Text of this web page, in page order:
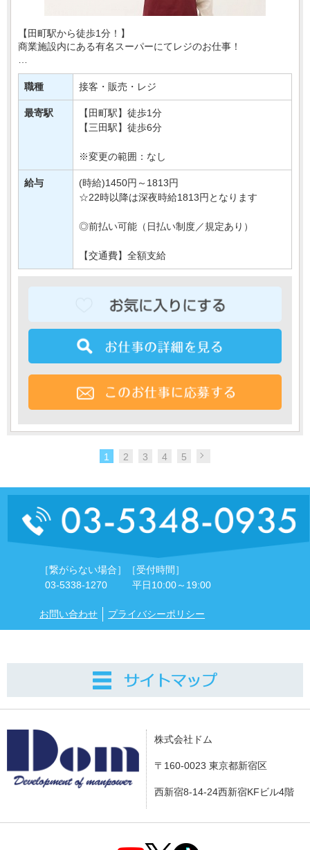
【田町駅から徒歩1分！】
商業施設内にある有名スーパーにてレジのお仕事！
あなたには、レジでの商品の清算や、
買い物かごの片付けなどをおまかせ♪
とってもシンプルなお仕事なので
はじめてさんでも安心・・・
職種 接客・販売・レジ
最寄駅
【田町駅】徒歩1分
【三田駅】徒歩6分
※変更の範囲：なし
給与
(時給)1450円～1813円
☆22時以降は深夜時給1813円となります
◎前払い可能（日払い制度／規定あり）
【交通費】全額支給
1 2 3 4 5
［繋がらない場合］
03-5338-1270
［受付時間］
平日10:00～19:00
お問い合わせ プライバシーポリシー
株式会社ドム
〒160-0023 東京都新宿区
西新宿8-14-24西新宿KFビル4階